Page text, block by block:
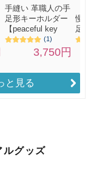
と見る
ルグッズ